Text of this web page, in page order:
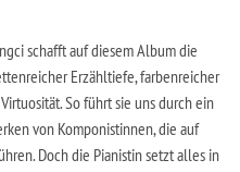
schafft auf diesem Album die
Erzähltiefe, farbenreicher
So führt sie uns durch ein
von Komponistinnen, die auf
Doch die Pianistin setzt alles in